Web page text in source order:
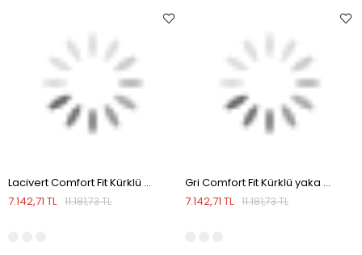
Lacivert Comfort Fit Kürklü yaka Yünlü Mont
7.142,71 TL 11.181,73 TL
Gri Comfort Fit Kürklü yaka Yünlü Mont
7.142,71 TL 11.181,73 TL